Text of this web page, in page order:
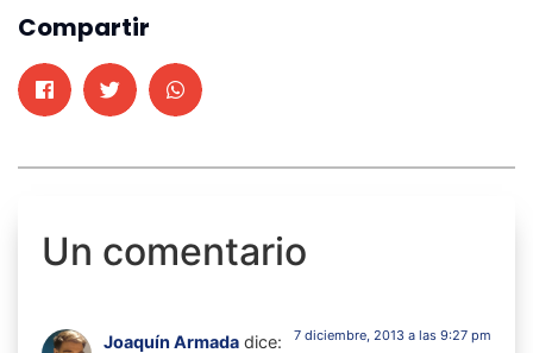
Compartir
Un comentario
Joaquín Armada dice: 7 diciembre, 2013 a las 9:27 pm